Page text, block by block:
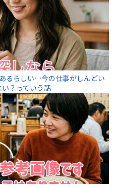
るらしい…今の仕事がしんどい
？っていう話